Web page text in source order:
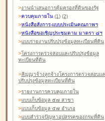
>งานนำเสนอการคุ้มครองที่ดินของรัฐ
>ควบคุมภายใน (1) (2)
>หนังสือสังการ-แบบประเมินคุณภาพฯ
>หนังสือขอเชิญประชุมตาม มาตรา ๘ฯ
>แบบรายงานปรับปรุงข้อมูลทะเบียนที่ดิน
>โครงการตรวจสอบและปรับปรุงข้อมูล
ทะเบียนที่ดิน
>สัญญาจ้างลูกจ้างโครงการตรวจสอบแ
ปรับปรุงข้อมูลทะเบียนที่ดิน
>รายงานการควบคุมภายใน
>แบบเก็บข้อมูล ๕๗ สาขา
>แบบเก็บข้อมูล ๕๗ อำเภอ
>แบบสำรวจปัญหาอุปสรรคของกรมที่ดิน